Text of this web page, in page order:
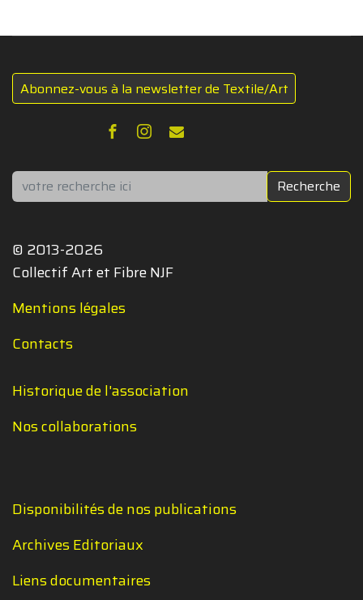
Abonnez-vous à la newsletter de Textile/Art
Rechercher Recherche
© 2013-2026
Collectif Art et Fibre NJF
Mentions légales
Contacts
Historique de l'association
Nos collaborations
Disponibilités de nos publications
Archives Editoriaux
Liens documentaires